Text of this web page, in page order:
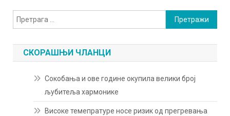
Претрага
за:
СКОРАШЊИ ЧЛАНЦИ
Сокобања и ове године окупила велики број
љубитеља хармонике
Високе темепратуре носе ризик од прегревања